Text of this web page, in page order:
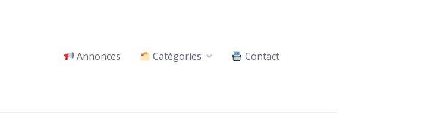
Annonces
Catégories Contact